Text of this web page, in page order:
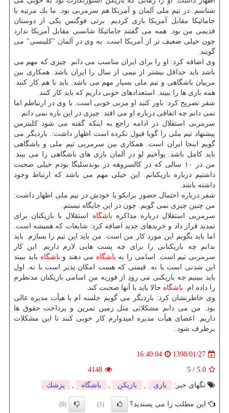
شناسم. در تیم ملی آلمان و آمریكا هم سرمربی بود. ما یك مرتبه با
جامائیكا مقابل آمریكا بازی كردیم. برتی فوگتس یكی از دوستان
قدیمی من بود. همه می گفتند جامائیكا شانسی مقابل آمریكا ندارد
چون خیلی ضعیف تر از آمریكا است. به وی در آلمان "كلینسی" می
گویند.
وی اضافه كرد: او را برای ایران مناسب می دانم. چیزی كه مهم می
باشد باید حداقل بیشتر از نیمی از سال را ایران باشد. همكاری بین
مربیان باشگاهی و تیم ملی بسیار مهم می باشد. باید با هم كار كنند.
همه بازی ها را ببیند. استعدادهای خوبی داریم كه باید كار كنند.
شفر تصریح كرد: باور كنید او مربی خوبی است. با وی در ارتباطم اما
نمی دانم چه اتفاقی درباره او می افتد. چیزی در این باره نمی دانم.
سرمربی استقلال در ادامه راجع به اینكه گفته می شود كلینزمن
پیشنهاد تیم ملی را گویا قبول نكرده است اظهار داشت:. باردیگر می
گویم اینجا ایران است. همكاری بین سرمربی تیم ملی و باشگاهی
باید كامل باشد. یوآخیم لو در آلمان بازی های باشگاهی را می بیند.
من در ۱۰ سالی كه در كالسروهه در بوندسلیگا بودم خیلی صحبت
داشتیم درباره بازیكنانم. این خیلی مهم می باشد كه ارتباط وجود
داشته باشد.
شفر درباره احتمال حضور برانكو یا خودش در تیم ملی اظهار داشت:
من چنین چیزی نمی گویم. چون در این جایگاه نیستم.
سرمربی استقلال درباره مذاكره باشگاه استقلال با بازیكنان برای
تمدید قرار داد و خریدهای جدید اضافه كرد: شایعات كه همیشه است.
اما باید بگویم این مورد كار من است. من باید این تیم را بسازم. باید
بدانم چه بازیكنانی را برای چه پست هایی لازم داریم. این كار
سرمربی تیم است. اسامی را به باشگاه می دهند و باشگاه باید ببیند
این شدنی است یا نه. قیمتی كه هست امكان پذیر است با نه. اول
باید ببینیم چه بازیكنی می رودِ از فوریه من اسامی بازیكنان مدنظرم
را داده ام. باشگاه حالا باید با آنها صحبت كند.
وی خاطرنشان كرد: باردیگر می گویم جلسه ام با هیأت مدیره عالی
بود. من می دانم مشكلاتی مثل زمین تمرین و پرداخت حقوق ها
داریم. اعضای هیأت مدیره امیدوارم كار خوبی كنند تا این مشكلات
برطرف شود.
1398/01/27
16:40:04
5.0
/
5
4148
تگهای خبر:
بازی , بازیكن , باشگاه , پزشك
این مطلب را می پسندید؟ (1)
(0)